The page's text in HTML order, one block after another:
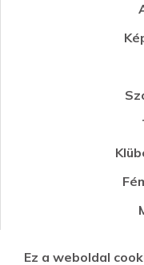
Ez a weboldal